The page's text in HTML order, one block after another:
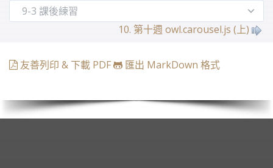
10. 第十週 owl.carousel.js (上)
友善列印 & 下載 PDF 匯出 MarkDown 格式